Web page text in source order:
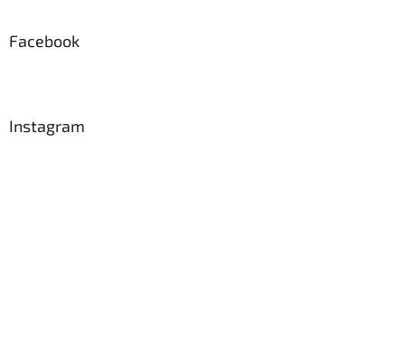
Facebook
Instagram